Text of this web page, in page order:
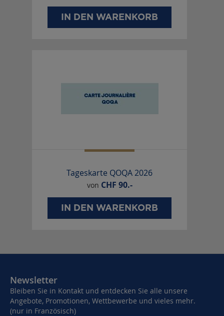
IN DEN WARENKORB
Tageskarte QOQA 2026
von CHF 90.-
IN DEN WARENKORB
Newsletter
Bleiben Sie in Kontakt und entdecken Sie alle unsere
Angebote, Promotionen, Wettbewerbe und vieles mehr.
(nur in Französisch)